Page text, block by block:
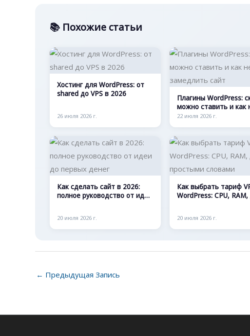
📚 Похожие статьи
Хостинг для WordPress: от
shared до VPS в 2026
26 июля 2026 г.
Плагины WordPress:
можно ставить и как
замедлить сайт
22 июля 2026 г.
Как сделать сайт в 2026:
полное руководство от идеи
20 июля 2026 г.
Как выбрать тариф
WordPress: CPU, RAM,
20 июля 2026 г.
← Предыдущая Запись